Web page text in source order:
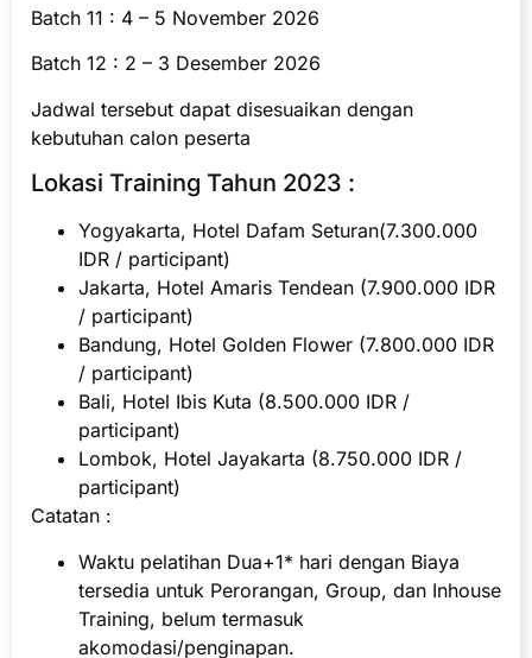
Batch 11 : 4 – 5 November 2026
Batch 12 : 2 – 3 Desember 2026
Jadwal tersebut dapat disesuaikan dengan
kebutuhan calon peserta
Lokasi Training Tahun 2023 :
Yogyakarta, Hotel Dafam Seturan(7.300.000
IDR / participant)
Jakarta, Hotel Amaris Tendean (7.900.000 IDR
/ participant)
Bandung, Hotel Golden Flower (7.800.000 IDR
/ participant)
Bali, Hotel Ibis Kuta (8.500.000 IDR /
participant)
Lombok, Hotel Jayakarta (8.750.000 IDR /
participant)
Catatan :
Waktu pelatihan Dua+1* hari dengan Biaya
tersedia untuk Perorangan, Group, dan Inhouse
Training, belum termasuk
akomodasi/penginapan.